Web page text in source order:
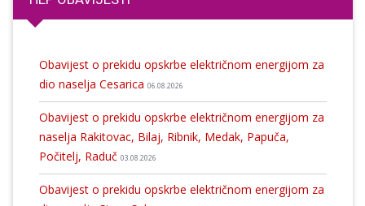
Obavijest o prekidu opskrbe električnom energijom za
dio naselja Cesarica 06.08.2026
Obavijest o prekidu opskrbe električnom energijom za
naselja Rakitovac, Bilaj, Ribnik, Medak, Papuča,
Počitelj, Raduč 03.08.2026
Obavijest o prekidu opskrbe električnom energijom za